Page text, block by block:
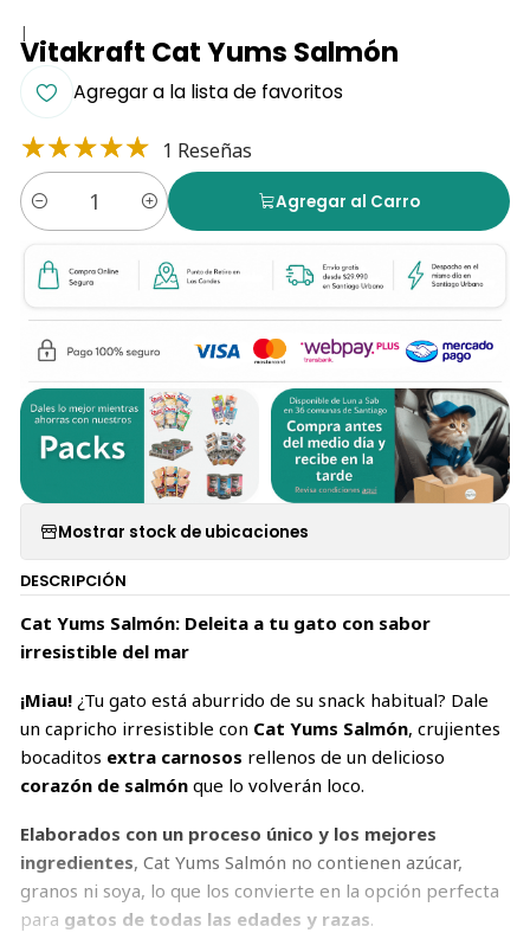
|
Vitakraft Cat Yums Salmón
Agregar a la lista de favoritos
1 Reseñas
Cantidad
Agregar al Carro
Mostrar stock de ubicaciones
DESCRIPCIÓN
Cat Yums Salmón: Deleita a tu gato con sabor
irresistible del mar
¡Miau!¿Tu gato está aburrido de su snack habitual? Dale
un capricho irresistible con Cat Yums Salmón, crujientes
bocaditos extra carnosos rellenos de un delicioso
corazón de salmónque lo volverán loco.
Elaborados con un proceso único y los mejores
ingredientes, Cat Yums Salmón no contienen azúcar,
granos ni soya, lo que los convierte en la opción perfecta
para gatos de todas las edades y razas.